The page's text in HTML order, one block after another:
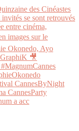
a acc